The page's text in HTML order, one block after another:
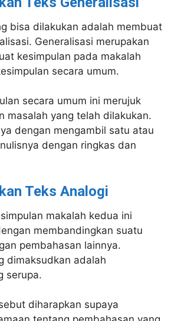
bisa dilakukan adalah membuat
Generalisasi merupakan
kesimpulan pada makalah
secara umum.
secara umum ini merujuk
masalah yang telah dilakukan.
dengan mengambil satu atau
dengan ringkas dan
Teks Analogi
makalah kedua ini
membandingkan suatu
pembahasan lainnya.
dimaksudkan adalah
serupa.
diharapkan supaya